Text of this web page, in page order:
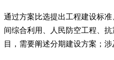
通过方案比选提出工程建设标
间综合利用、人民防空工程、
目，需要阐述分期建设方案；